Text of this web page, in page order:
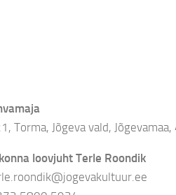
Torma, Jõgeva vald,
loovjuht Terle Roondik